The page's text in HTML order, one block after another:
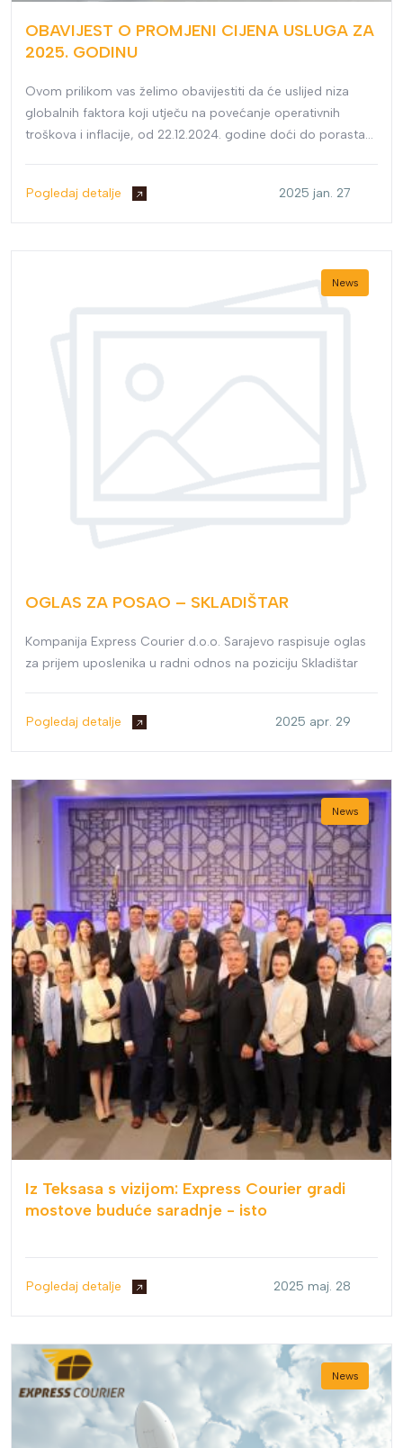
OBAVIJEST O PROMJENI CIJENA USLUGA ZA
2025. GODINU
Ovom prilikom vas želimo obavijestiti da će uslijed niza
globalnih faktora koji utječu na povećanje operativnih
troškova i inflacije, od 22.12.2024. godine doći do porasta
Pogledaj detalje 2025 jan. 27
News
OGLAS ZA POSAO – SKLADIŠTAR
Kompanija Express Courier d.o.o. Sarajevo raspisuje oglas
za prijem uposlenika u radni odnos na poziciju Skladištar
Pogledaj detalje 2025 apr. 29
News
Iz Teksasa s vizijom: Express Courier gradi
mostove buduće saradnje - isto
Pogledaj detalje 2025 maj. 28
News